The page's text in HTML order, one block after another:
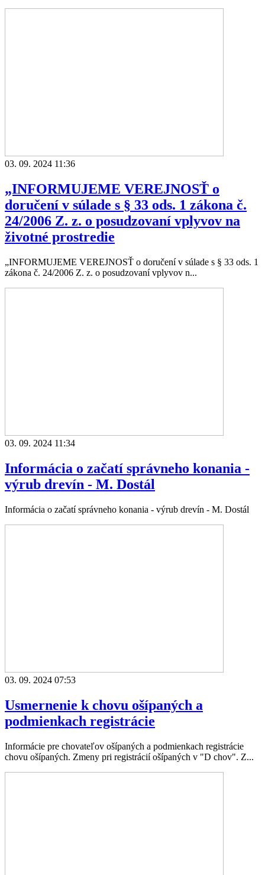
03. 09. 2024 11:36
„INFORMUJEME VEREJNOSŤ o
doručení v súlade s § 33 ods. 1 zákona č.
24/2006 Z. z. o posudzovaní vplyvov na
životné prostredie
„INFORMUJEME VEREJNOSŤ o doručení v súlade s § 33 ods. 1
zákona č. 24/2006 Z. z. o posudzovaní vplyvov n...
03. 09. 2024 11:34
Informácia o začatí správneho konania -
výrub drevín - M. Dostál
Informácia o začatí správneho konania - výrub drevín - M. Dostál
03. 09. 2024 07:53
Usmernenie k chovu ošípaných a
podmienkach registrácie
Informácie pre chovateľov ošípaných a podmienkach registrácie
chovu ošípaných. Zmeny pri registrácií ošípaných v "D chov". Z...